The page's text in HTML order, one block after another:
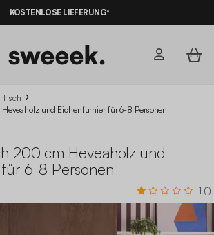
KOSTENLOSE LIEFERUNG*
Tisch
und Eichenfurnier für 6-8 Personen
200 cm Heveaholz und
6-8 Personen
1 (1)